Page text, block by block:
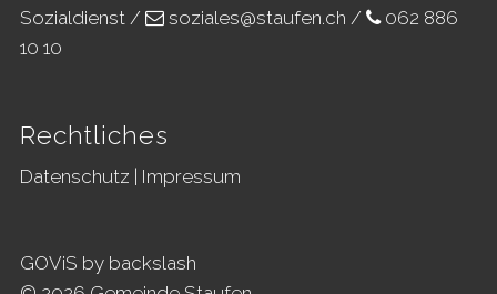
Sozialdienst /
soziales@staufen.ch /
062 886
10 10
Rechtliches
Datenschutz Impressum
GOViS by backslash